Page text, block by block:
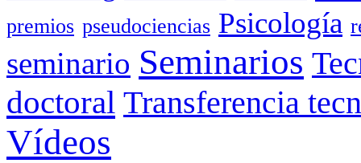
premios pseudociencias Psicología
seminario Seminarios
doctoral Transferencia
Vídeos